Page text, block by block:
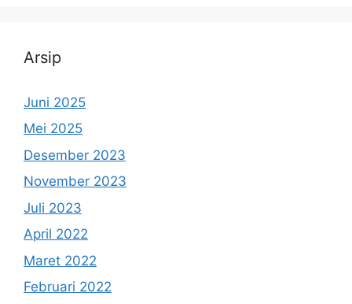
Arsip
Juni 2025
Mei 2025
Desember 2023
November 2023
Juli 2023
April 2022
Maret 2022
Februari 2022